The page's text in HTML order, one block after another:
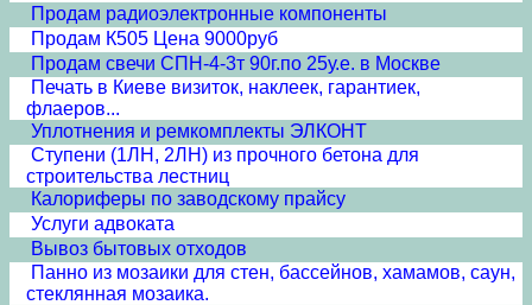
Продам радиоэлектронные компоненты
Продам К505 Цена 9000руб
Продам свечи СПН-4-3т 90г.по 25у.е. в Москве
Печать в Киеве визиток, наклеек, гарантиек,
флаеров...
Уплотнения и ремкомплекты ЭЛКОНТ
Cтупени (1ЛН, 2ЛН) из прочного бетона для
строительства лестниц
Калориферы по заводскому прайсу
Услуги адвоката
Вывоз бытовых отходов
Панно из мозаики для стен, бассейнов, хамамов, саун,
стеклянная мозаика.